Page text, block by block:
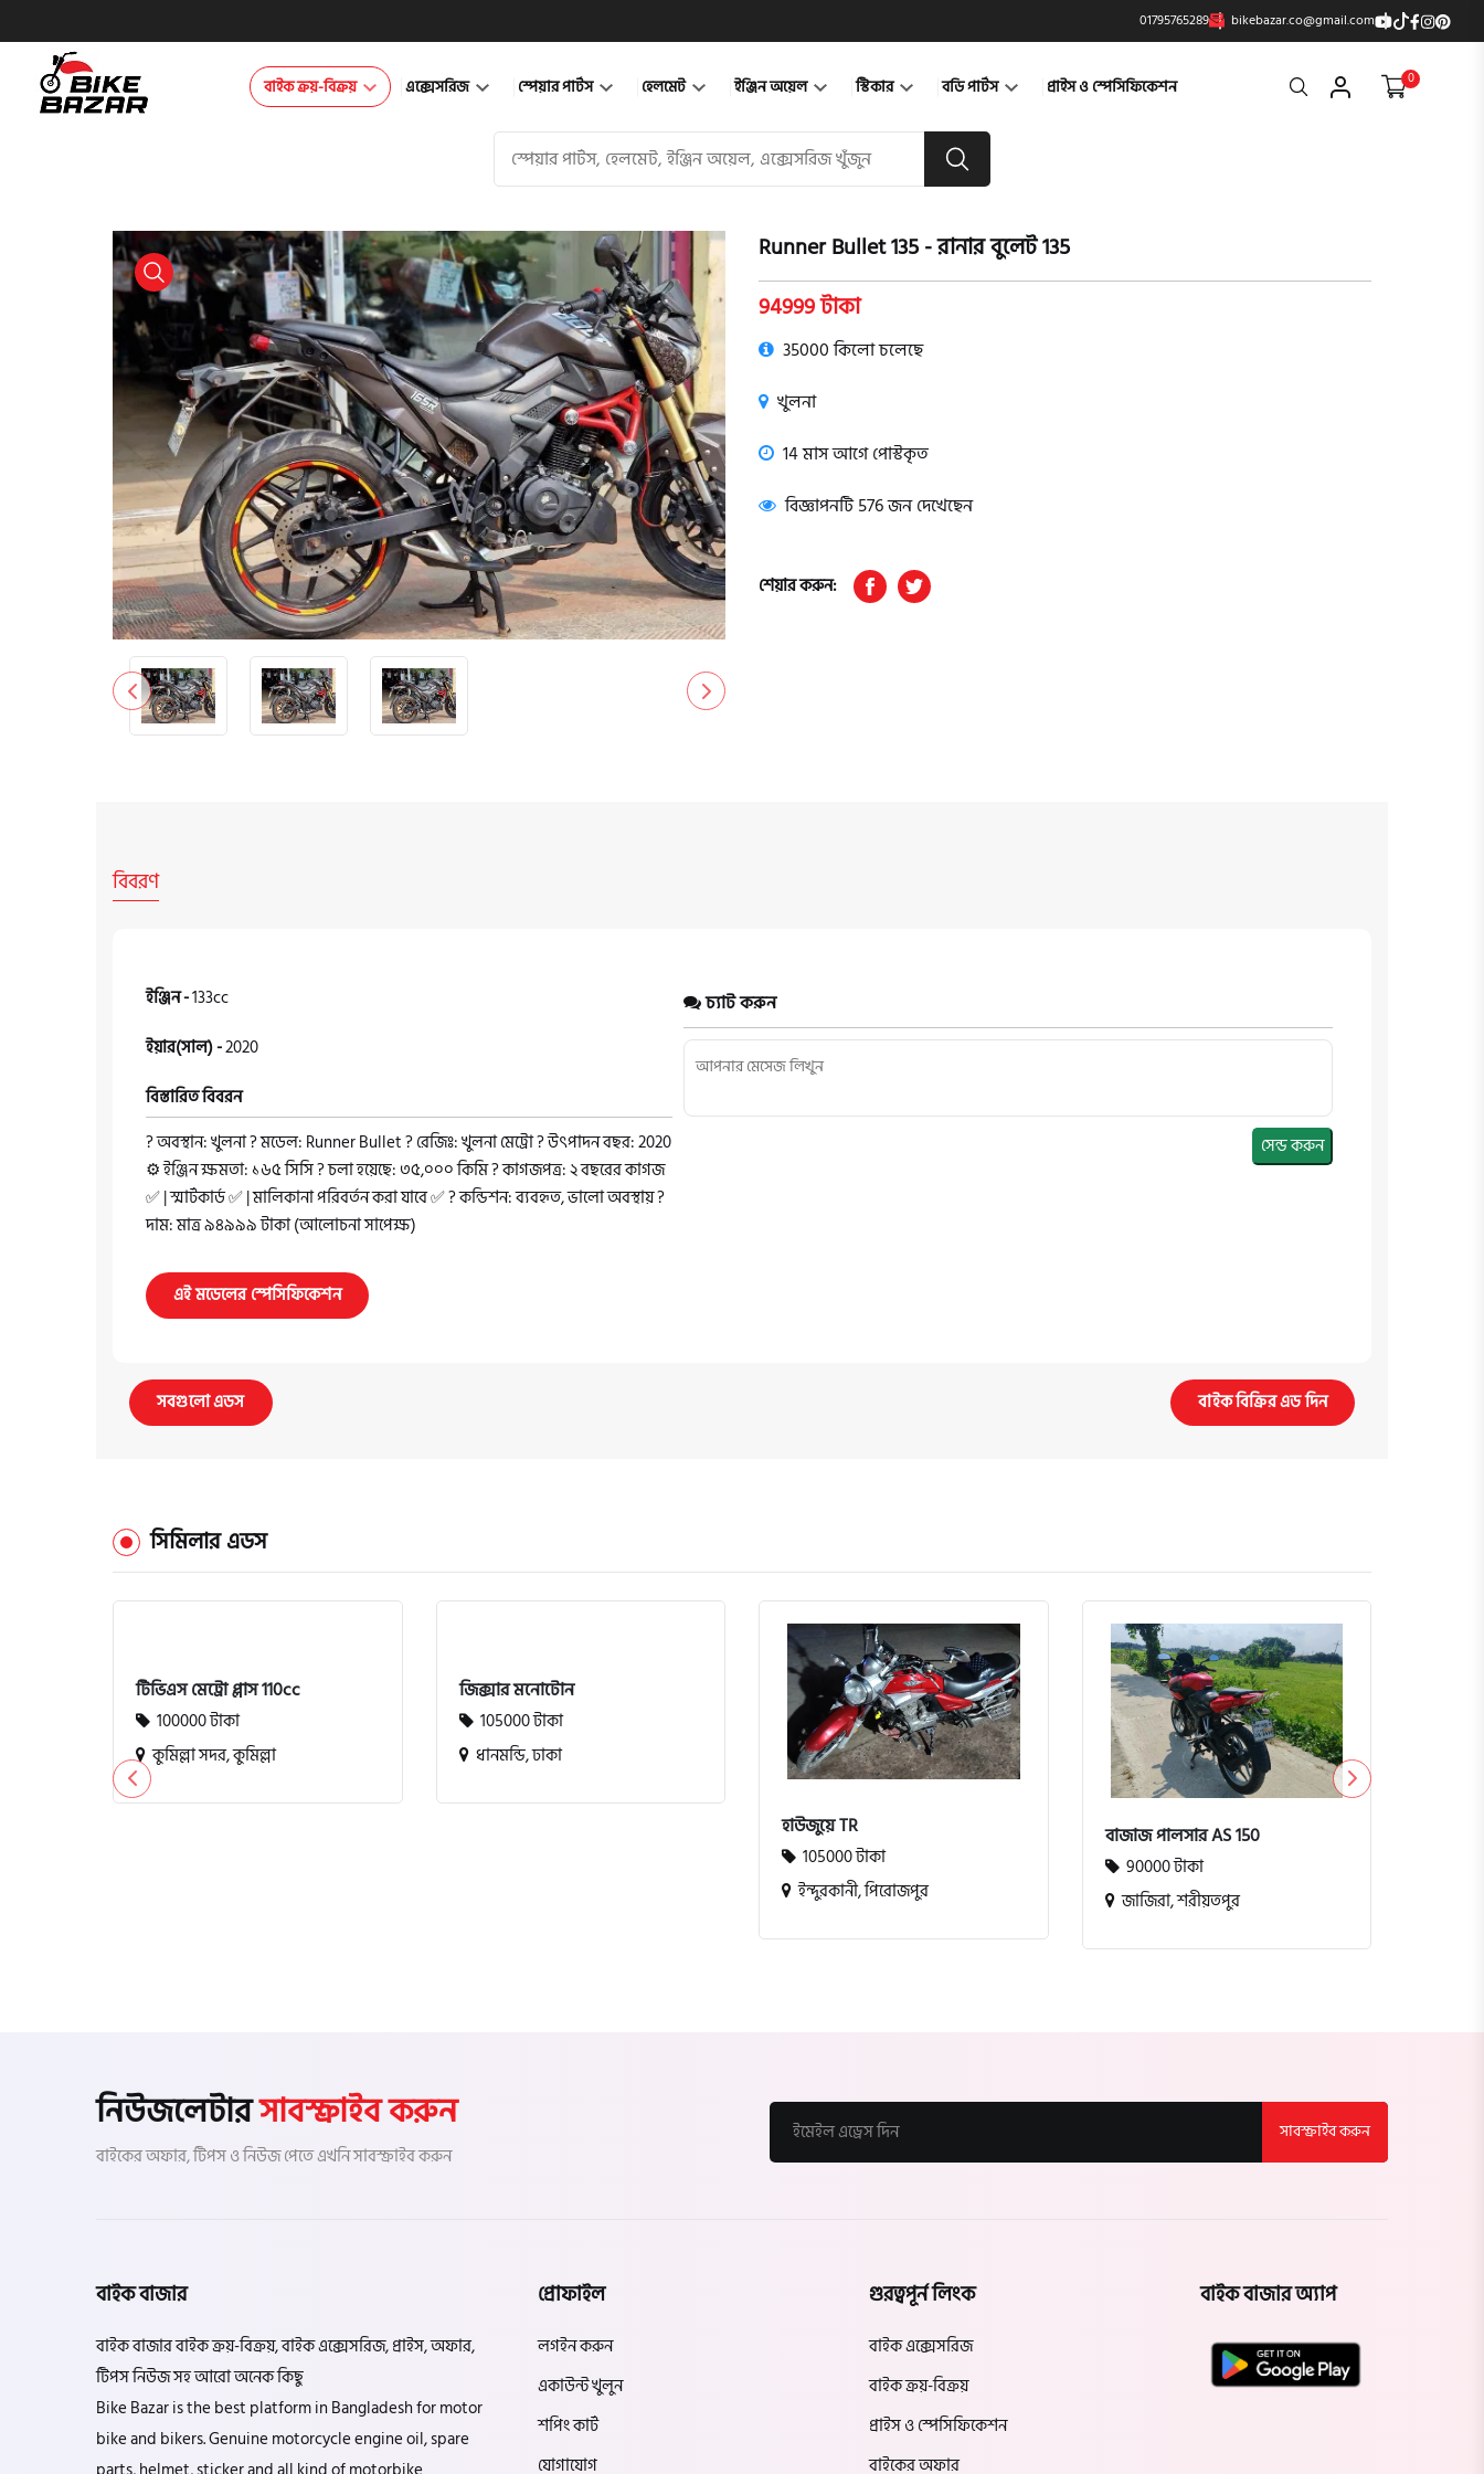
01795765289 bikebazar.co@gmail.com
বাইক ক্রয়-বিক্রয় এক্সেসরিজ স্পেয়ার পার্টস হেলমেট ইঞ্জিন অয়েল স্টিকার বডি পার্টস প্রাইস ও স্পেসিফিকেশন Search 0
product view product view
Runner Bullet 135 - রানার বুলেট 135
94999 টাকা
35000 কিলো চলেছে
খুলনা
14 মাস আগে পোস্টকৃত
বিজ্ঞাপনটি 576 জন দেখেছেন
শেয়ার করুন:
বিবরণ
ইঞ্জিন -133cc
ইয়ার(সাল) -2020
বিস্তারিত বিবরন
? অবস্থান: খুলনা ?️ মডেল: Runner Bullet ? রেজিঃ: খুলনা মেট্রো ? উৎপাদন বছর: 2020
⚙️ ইঞ্জিন ক্ষমতা: ১৬৫ সিসি ? চলা হয়েছে: ৩৫,০০০ কিমি ? কাগজপত্র: ২ বছরের কাগজ
✅ | স্মার্টকার্ড ✅ | মালিকানা পরিবর্তন করা যাবে ✅ ? কন্ডিশন: ব্যবহৃত, ভালো অবস্থায় ?
দাম: মাত্র ৯৪৯৯৯ টাকা (আলোচনা সাপেক্ষ)
এই মডেলের স্পেসিফিকেশন
চ্যাট করুন
সেন্ড করুন
সবগুলো এডস বাইক বিক্রির এড দিন
সিমিলার এডস
টিভিএস মেট্রো প্লাস 110cc
100000 টাকা
কুমিল্লা সদর, কুমিল্লা
জিক্সার মনোটোন
105000 টাকা
ধানমন্ডি, ঢাকা
হাউজুয়ে TR
105000 টাকা
ইন্দুরকানী, পিরোজপুর
বাজাজ পালসার AS 150
90000 টাকা
জাজিরা, শরীয়তপুর
নিউজলেটারসাবস্ক্রাইব করুন
বাইকের অফার, টিপস ও নিউজ পেতে এখনি সাবস্ক্রাইব করুন
সাবস্ক্রাইব করুন
বাইক বাজার
বাইক বাজার বাইক ক্রয়-বিক্রয়, বাইক এক্সেসরিজ, প্রাইস, অফার,
টিপস নিউজ সহ আরো অনেক কিছু
Bike Bazar is the best platform in Bangladesh for motor
bike and bikers. Genuine motorcycle engine oil, spare
প্রোফাইল
লগইন করুন
একাউন্ট খুলুন
শপিং কার্ট
যোগাযোগ
গুরত্বপূর্ন লিংক
বাইক এক্সেসরিজ
বাইক ক্রয়-বিক্রয়
প্রাইস ও স্পেসিফিকেশন
বাইকের অফার
বাইক বাজার অ্যাপ